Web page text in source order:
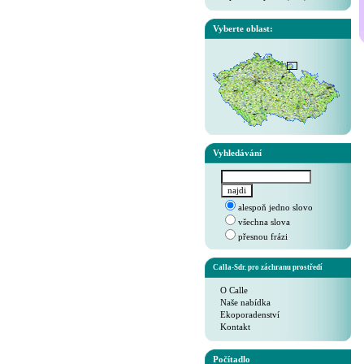
Vyberte oblast:
Vyhledávání
alespoň jedno slovo
všechna slova
přesnou frázi
Calla-Sdr. pro záchranu prostředí
O Calle
Naše nabídka
Ekoporadenství
Kontakt
Počítadlo